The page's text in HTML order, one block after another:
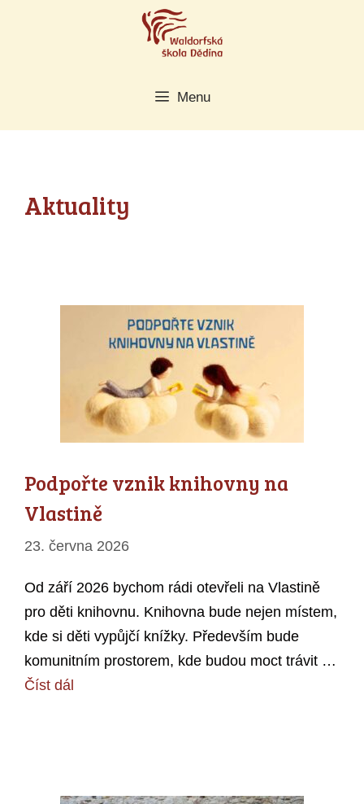
Menu
Aktuality
Podpořte vznik knihovny na
Vlastině
23. června 2026
Od září 2026 bychom rádi otevřeli na Vlastině
pro děti knihovnu. Knihovna bude nejen místem,
kde si děti vypůjčí knížky. Především bude
komunitním prostorem, kde budou moct trávit …
Číst dál